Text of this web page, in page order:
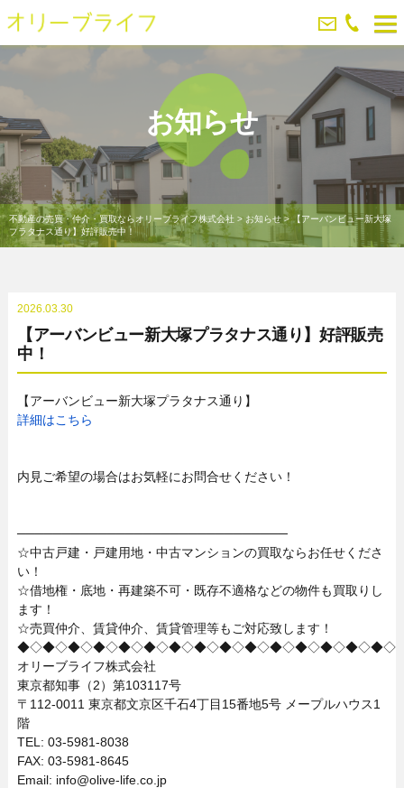
お知らせ
不動産の売買・仲介・買取ならオリーブライフ株式会社 > お知らせ> 【アーバンビュー新大塚
プラタナス通り】好評販売中！
2026.03.30
【アーバンビュー新大塚プラタナス通り】好評販売
中！
【アーバンビュー新大塚プラタナス通り】
詳細はこちら
内見ご希望の場合はお気軽にお問合せください！
──────────────────────────────
☆中古戸建・戸建用地・中古マンションの買取ならお任せくださ
い！
☆借地権・底地・再建築不可・既存不適格などの物件も買取りし
ます！
☆売買仲介、賃貸仲介、賃貸管理等もご対応致します！
◆◇◆◇◆◇◆◇◆◇◆◇◆◇◆◇◆◇◆◇◆◇◆◇◆◇◆◇◆◇
オリーブライフ株式会社
東京都知事（2）第103117号
〒112-0011 東京都文京区千石4丁目15番地5号 メープルハウス1
階
TEL: 03-5981-8038
FAX: 03-5981-8645
Email: info@olive-life.co.jp